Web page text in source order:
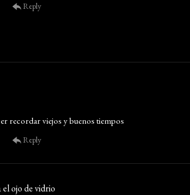
Reply
recordar viejos y buenos tiempos
Reply
ojo de vidrio